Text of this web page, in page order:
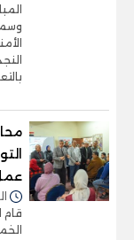
قام